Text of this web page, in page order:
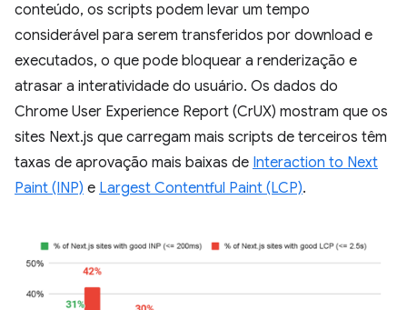
conteúdo, os scripts podem levar um tempo
considerável para serem transferidos por download e
executados, o que pode bloquear a renderização e
atrasar a interatividade do usuário. Os dados do
Chrome User Experience Report (CrUX) mostram que os
sites Next.js que carregam mais scripts de terceiros têm
taxas de aprovação mais baixas de Interaction to Next
Paint (INP) e Largest Contentful Paint (LCP).